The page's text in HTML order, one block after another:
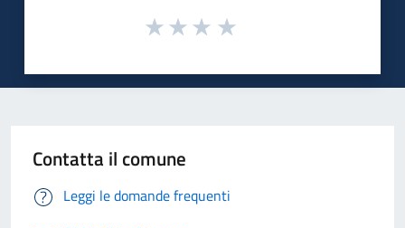
Contatta il comune
Leggi le domande frequenti